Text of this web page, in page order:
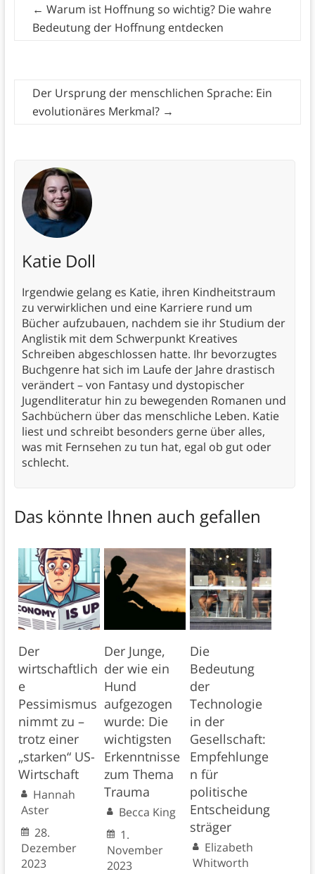
← Warum ist Hoffnung so wichtig? Die wahre
Bedeutung der Hoffnung entdecken
Der Ursprung der menschlichen Sprache: Ein
evolutionäres Merkmal? →
Katie Doll
Irgendwie gelang es Katie, ihren Kindheitstraum
zu verwirklichen und eine Karriere rund um
Bücher aufzubauen, nachdem sie ihr Studium der
Anglistik mit dem Schwerpunkt Kreatives
Schreiben abgeschlossen hatte. Ihr bevorzugtes
Buchgenre hat sich im Laufe der Jahre drastisch
verändert – von Fantasy und dystopischer
Jugendliteratur hin zu bewegenden Romanen und
Sachbüchern über das menschliche Leben. Katie
liest und schreibt besonders gerne über alles,
was mit Fernsehen zu tun hat, egal ob gut oder
schlecht.
Das könnte Ihnen auch gefallen
Der
wirtschaftlich
e
Pessimismus
nimmt zu –
trotz einer
„starken“ US-
Wirtschaft
Hannah
Aster
28.
Dezember
2023
Der Junge,
der wie ein
Hund
aufgezogen
wurde: Die
wichtigsten
Erkenntnisse
zum Thema
Trauma
Becca King
1.
November
2023
Die
Bedeutung
der
Technologie
in der
Gesellschaft:
Empfehlunge
n für
politische
Entscheidung
sträger
Elizabeth
Whitworth